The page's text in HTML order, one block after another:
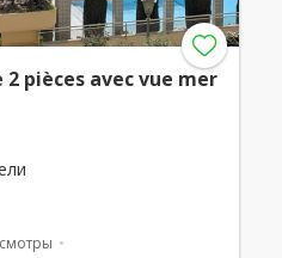
pièces avec vue mer